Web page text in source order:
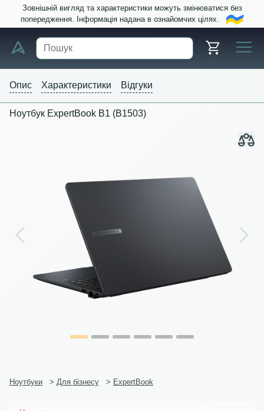
Зовнішній вигляд та характеристики можуть змінюватися без
попередження. Інформація надана в ознайомчих цілях.
Опис Характеристики Відгуки
Ноутбук ExpertBook B1 (B1503)
Previous Next
Ноутбуки > Для бізнесу > ExpertBook